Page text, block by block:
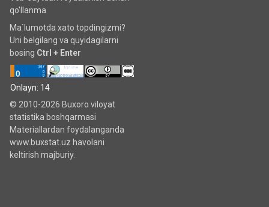
qo'llanma
Ma`lumotda xato topdingizmi?
Uni belgilang va quyidagilarni
bosing Ctrl + Enter
Onlayn: 14
© 2010-2026 Buxoro viloyat
statistika boshqarmasi
Materiallardan foydalanganda
www.buxstat.uz havolani
keltirish majburiy.